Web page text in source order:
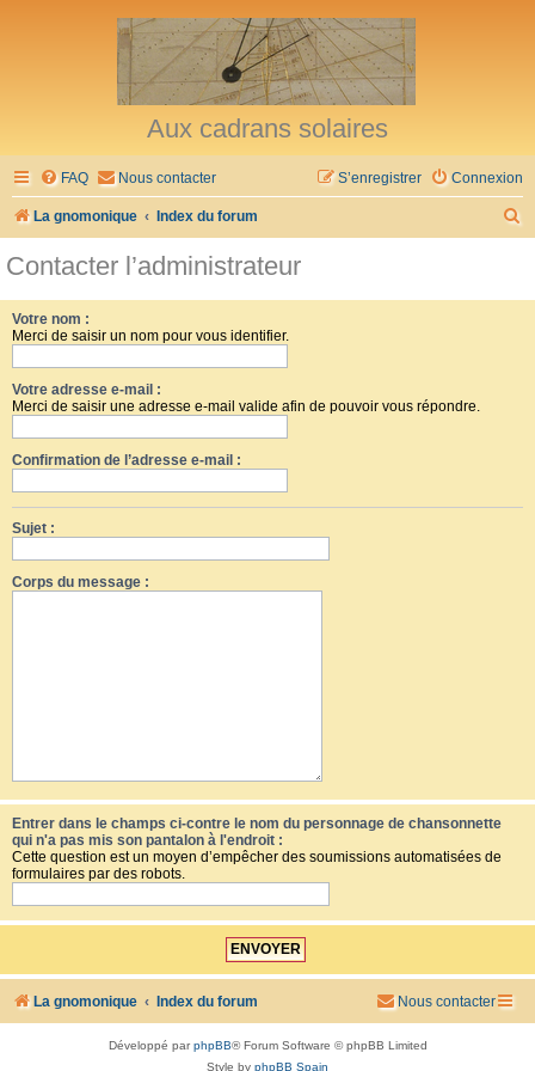
Aux cadrans solaires
FAQ Nous contacter Connexion
S’enregistrer
La gnomonique Index du forum
Contacter l’administrateur
Votre nom :
Merci de saisir un nom pour vous identifier.
Votre adresse e-mail :
Merci de saisir une adresse e-mail valide afin de pouvoir vous répondre.
Confirmation de l’adresse e-mail :
Sujet :
Corps du message :
Entrer dans le champs ci-contre le nom du personnage de chansonnette
qui n'a pas mis son pantalon à l'endroit :
Cette question est un moyen d’empêcher des soumissions automatisées de
formulaires par des robots.
La gnomonique Index du forum Nous contacter
Développé parphpBB® Forum Software © phpBB Limited
Style by phpBB Spain